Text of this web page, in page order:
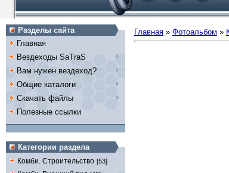
Разделы сайта
Главная
Вездеходы SaTraS
Вам нужен вездеход?
Общие каталоги
Скачать файлы
Полезные ссылки
Категории раздела
Комби. Строительство [53]
Главная » Фотоальбом »